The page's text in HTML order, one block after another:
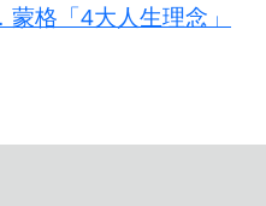
蒙格「4大人生理念」